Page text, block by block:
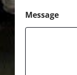
Message